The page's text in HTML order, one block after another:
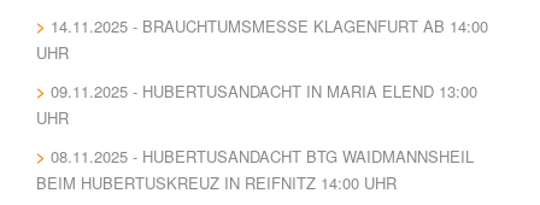
14.11.2025 - BRAUCHTUMSMESSE KLAGENFURT AB 14:00
UHR
09.11.2025 - HUBERTUSANDACHT IN MARIA ELEND 13:00
UHR
08.11.2025 - HUBERTUSANDACHT BTG WAIDMANNSHEIL
BEIM HUBERTUSKREUZ IN REIFNITZ 14:00 UHR